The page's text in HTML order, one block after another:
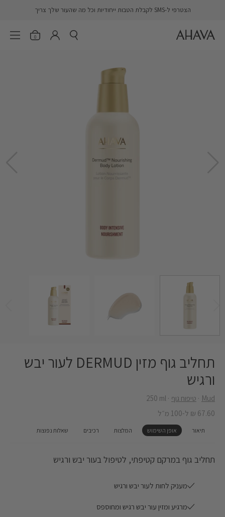
הצטרפי ל-SMS לקבלת הטבות ייחודיות וכל מה שהעור שלך צריך
פתח חיפוש פתיחת0 פתח
תחליב גוף מזין DERMUD לעור יבש
ורגיש
Mud טיפוח גוף ‎250 ml
67.60 ₪ ל-100 מ״ל
תיאור אופן השימוש המלצות רכיבים שאלות נפוצות
תחליב גוף במרקם קטיפתי, לטיפול בעור יבש ורגיש
מעניק לחות לעור יבש ורגיש
מרגיע ומזין עור יבש רגיש ומחוספס
Skin Friendly